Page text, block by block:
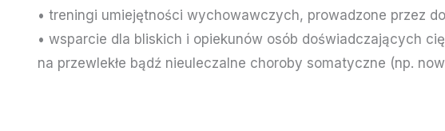
• treningi umiejętności wychowawczych, prowadzone przez
• wsparcie dla bliskich i opiekunów osób doświadczających
na przewlekłe bądź nieuleczalne choroby somatyczne (np.